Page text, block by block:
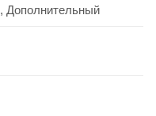
Дополнительный